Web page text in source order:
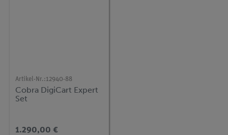
Artikel-Nr.:12940-88
Cobra DigiCart Expert
Set
1.290,00 €